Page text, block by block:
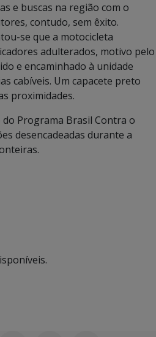
e buscas na região com o
contudo, sem êxito.
se que a motocicleta
adulterados, motivo pelo
e encaminhado à unidade
cabíveis. Um capacete preto
proximidades.
Programa Brasil Contra o
desencadeadas durante a